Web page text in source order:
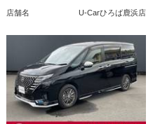
店舗名 U-Carひろば鹿浜店